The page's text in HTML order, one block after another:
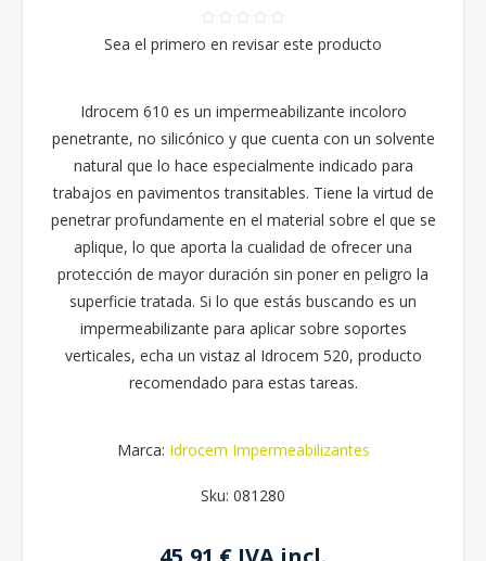
Sea el primero en revisar este producto
Idrocem 610 es un impermeabilizante incoloro
penetrante, no silicónico y que cuenta con un solvente
natural que lo hace especialmente indicado para
trabajos en pavimentos transitables. Tiene la virtud de
penetrar profundamente en el material sobre el que se
aplique, lo que aporta la cualidad de ofrecer una
protección de mayor duración sin poner en peligro la
superficie tratada. Si lo que estás buscando es un
impermeabilizante para aplicar sobre soportes
verticales, echa un vistaz al Idrocem 520, producto
recomendado para estas tareas.
Marca: Idrocem Impermeabilizantes
Sku: 081280